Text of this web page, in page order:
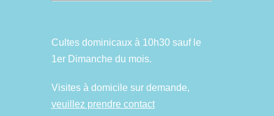
Cultes dominicaux à 10h30 sauf le
1er Dimanche du mois.
Visites à domicile sur demande,
veuillez prendre contact